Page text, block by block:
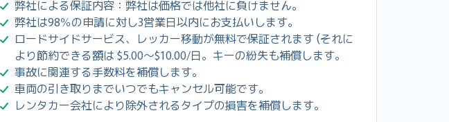
弊社による保証内容：弊社は価格では他社に負けません。
弊社は98％の申請に対し3営業日以内にお支払いします。
ロードサイドサービス、レッカー移動が無料で保証されます (それに
より節約できる額は $5.00～$10.00/日。キーの紛失も補償します。
事故に関連する手数料を補償します。
車両の引き取りまでいつでもキャンセル可能です。
レンタカー会社により除外されるタイプの損害を補償します。